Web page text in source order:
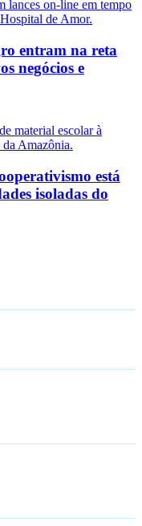
entram na reta
negócios e
está
isoladas do